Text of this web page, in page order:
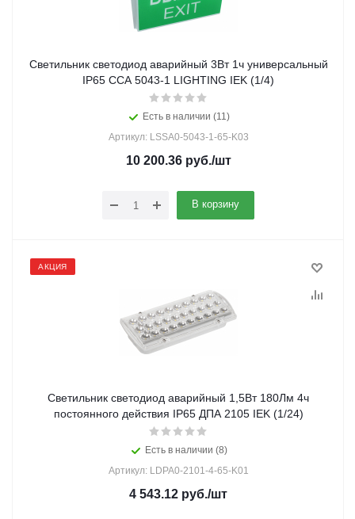
Светильник светодиод аварийный 3Вт 1ч универсальный
IP65 ССА 5043-1 LIGHTING IEK (1/4)
Есть в наличии (11)
Артикул: LSSA0-5043-1-65-K03
10 200.36руб./шт
В корзину
АКЦИЯ
Светильник светодиод аварийный 1,5Вт 180Лм 4ч
постоянного действия IP65 ДПА 2105 IEK (1/24)
Есть в наличии (8)
Артикул: LDPA0-2101-4-65-K01
4 543.12 руб./шт